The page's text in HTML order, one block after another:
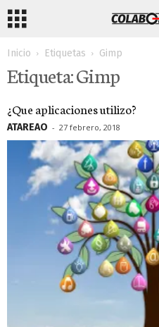
Inicio Etiquetas Gimp
Etiqueta: Gimp
¿Que aplicaciones utilizo?
ATAREAO - 27 febrero, 2018